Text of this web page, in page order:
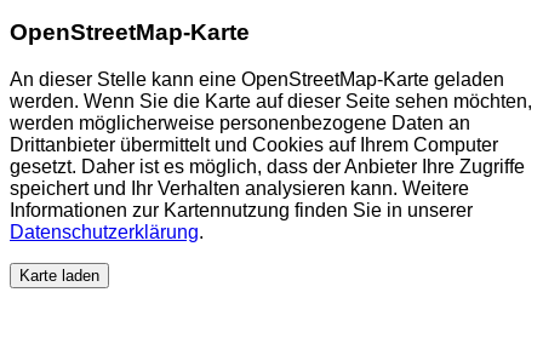
OpenStreetMap-Karte
An dieser Stelle kann eine OpenStreetMap-Karte geladen
werden. Wenn Sie die Karte auf dieser Seite sehen möchten,
werden möglicherweise personenbezogene Daten an
Drittanbieter übermittelt und Cookies auf Ihrem Computer
gesetzt. Daher ist es möglich, dass der Anbieter Ihre Zugriffe
speichert und Ihr Verhalten analysieren kann. Weitere
Informationen zur Kartennutzung finden Sie in unserer
Datenschutzerklärung.
Karte laden